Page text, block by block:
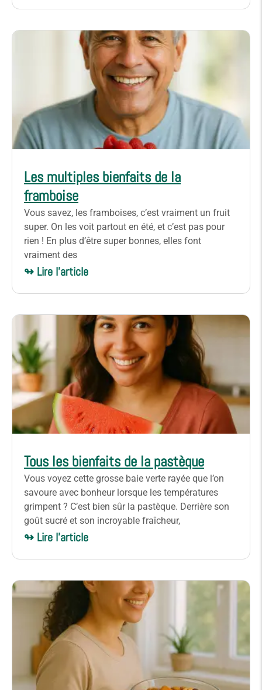
Les multiples bienfaits de la
framboise
Vous savez, les framboises, c’est vraiment un fruit
super. On les voit partout en été, et c’est pas pour
rien ! En plus d’être super bonnes, elles font
vraiment des
↬ Lire l'article
Tous les bienfaits de la pastèque
Vous voyez cette grosse baie verte rayée que l’on
savoure avec bonheur lorsque les températures
grimpent ? C’est bien sûr la pastèque. Derrière son
goût sucré et son incroyable fraîcheur,
↬ Lire l'article